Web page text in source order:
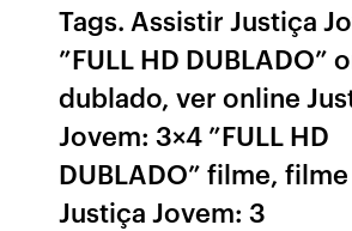
Tags. Assistir Justiça
”FULL HD DUBLADO”
dublado, ver online
Jovem: 3×4 ”FULL HD
DUBLADO” filme,
Justiça Jovem: 3